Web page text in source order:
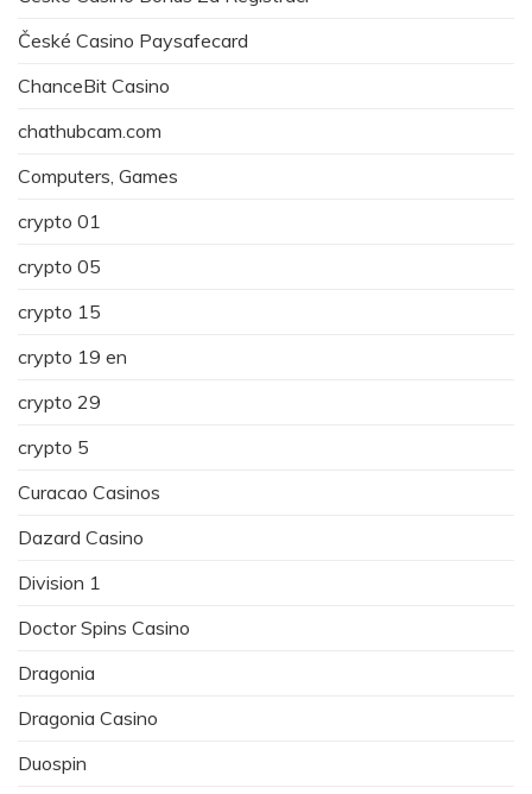
České Casino Paysafecard
ChanceBit Casino
chathubcam.com
Computers, Games
crypto 01
crypto 05
crypto 15
crypto 19 en
crypto 29
crypto 5
Curacao Casinos
Dazard Casino
Division 1
Doctor Spins Casino
Dragonia
Dragonia Casino
Duospin